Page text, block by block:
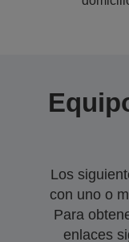
Los
con uno o
Para
enlaces